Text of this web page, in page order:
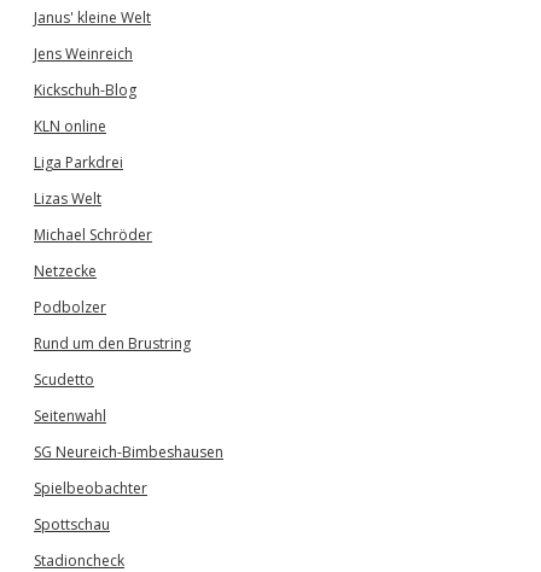
Janus' kleine Welt
Jens Weinreich
Kickschuh-Blog
KLN online
Liga Parkdrei
Lizas Welt
Michael Schröder
Netzecke
Podbolzer
Rund um den Brustring
Scudetto
Seitenwahl
SG Neureich-Bimbeshausen
Spielbeobachter
Spottschau
Stadioncheck